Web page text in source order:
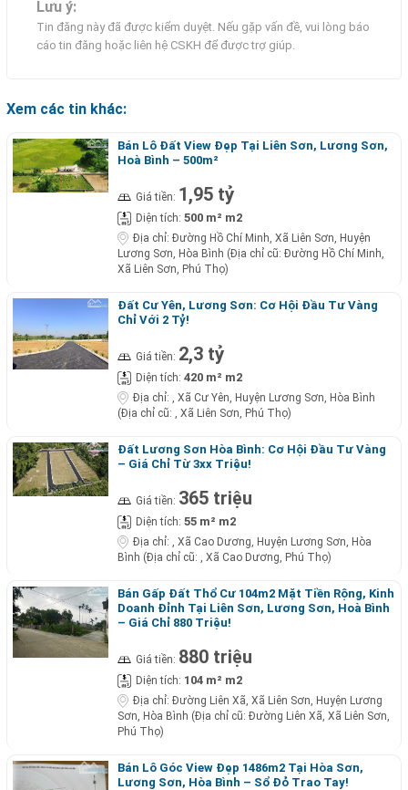
Lưu ý:
Tin đăng này đã được kiểm duyệt. Nếu gặp vấn đề, vui lòng báo
cáo tin đăng hoặc liên hệ CSKH để được trợ giúp.
Xem các tin khác:
Bán Lô Đất View Đẹp Tại Liên Sơn, Lương Sơn,
Hoà Bình – 500m²
Giá tiền: 1,95 tỷ
Diện tích: 500 m² m2
Địa chỉ: Đường Hồ Chí Minh, Xã Liên Sơn, Huyện
Lương Sơn, Hòa Bình (Địa chỉ cũ: Đường Hồ Chí Minh,
Xã Liên Sơn, Phú Thọ)
Đất Cư Yên, Lương Sơn: Cơ Hội Đầu Tư Vàng
Chỉ Với 2 Tỷ!
Giá tiền: 2,3 tỷ
Diện tích: 420 m² m2
Địa chỉ:
, Xã Cư Yên, Huyện Lương Sơn, Hòa Bình
(Địa chỉ cũ: , Xã Liên Sơn, Phú Thọ)
Đất Lương Sơn Hòa Bình: Cơ Hội Đầu Tư Vàng
– Giá Chỉ Từ 3xx Triệu!
Giá tiền: 365 triệu
Diện tích: 55 m² m2
Địa chỉ:
, Xã Cao Dương, Huyện Lương Sơn, Hòa
Bình (Địa chỉ cũ: , Xã Cao Dương, Phú Thọ)
Bán Gấp Đất Thổ Cư 104m2 Mặt Tiền Rộng, Kinh
Doanh Đỉnh Tại Liên Sơn, Lương Sơn, Hoà Bình
– Giá Chỉ 880 Triệu!
Giá tiền: 880 triệu
Diện tích: 104 m² m2
Địa chỉ: Đường Liên Xã, Xã Liên Sơn, Huyện Lương
Sơn, Hòa Bình (Địa chỉ cũ: Đường Liên Xã, Xã Liên Sơn,
Phú Thọ)
Bán Lô Góc View Đẹp 1486m2 Tại Hòa Sơn,
Lương Sơn, Hòa Bình – Sổ Đỏ Trao Tay!